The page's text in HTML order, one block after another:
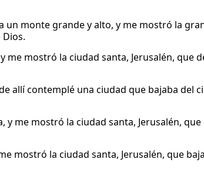
un monte grande y alto, y me mostró la
mostró la ciudad santa, Jerusalén, que
allí contemplé una ciudad que bajaba del
me mostró la ciudad santa, Jerusalén, que
mostró la ciudad santa, Jerusalén, que